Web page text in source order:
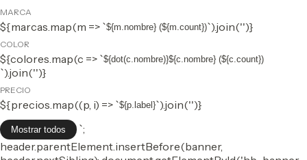
MARCA
${marcas.map(m => `${m.nombre} (${m.count})`).join('')}
COLOR
${colores.map(c => `${dot(c.nombre)}${c.nombre} (${c.count})
`).join('')}
PRECIO
${precios.map((p, i) => `${p.label}`).join('')}
Mostrar todos
`;
header.parentElement.insertBefore(banner,